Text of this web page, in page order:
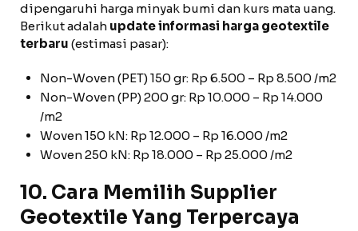
dipengaruhi harga minyak bumi dan kurs mata uang.
Berikut adalah update informasi harga geotextile
terbaru (estimasi pasar):
Non-Woven (PET) 150 gr: Rp 6.500 – Rp 8.500 /m2
Non-Woven (PP) 200 gr: Rp 10.000 – Rp 14.000
/m2
Woven 150 kN: Rp 12.000 – Rp 16.000 /m2
Woven 250 kN: Rp 18.000 – Rp 25.000 /m2
10. Cara Memilih Supplier
Geotextile Yang Terpercaya